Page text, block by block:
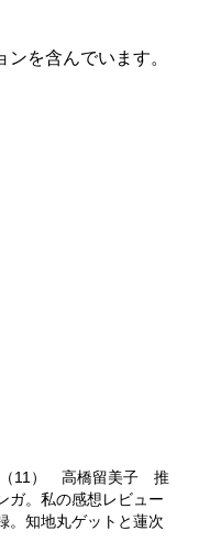
を含んでいます。
（11） 高橋留美子 推
ガ。私の感想レビュー
。知地丸ゲットと蓮次